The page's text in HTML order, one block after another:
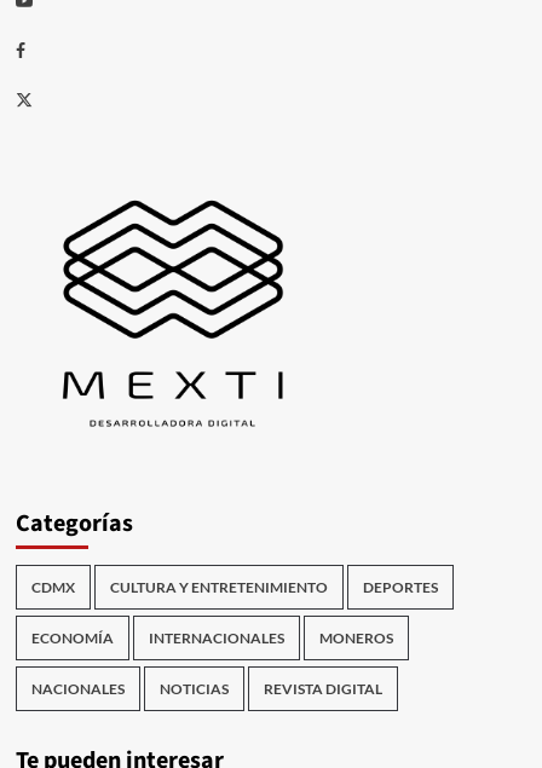
Facebook
X
Categorías
CDMX CULTURA Y ENTRETENIMIENTO DEPORTES
ECONOMÍA INTERNACIONALES MONEROS
NACIONALES NOTICIAS REVISTA DIGITAL
Te pueden interesar